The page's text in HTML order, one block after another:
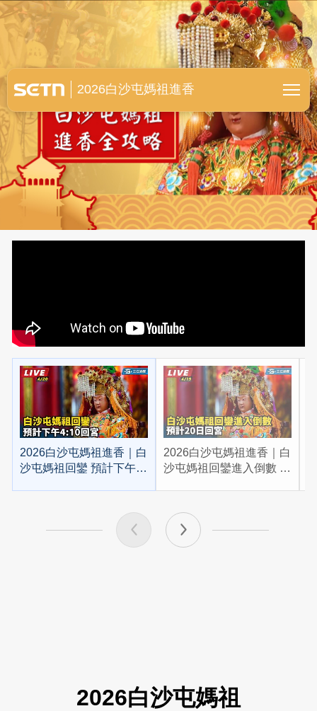
白沙屯媽祖進香全紀錄
2026白沙屯媽祖進香
2026白沙屯媽祖進香｜白
沙屯媽祖回鑾 預計下午
2026白沙屯媽祖進香｜白
沙屯媽祖回鑾進入倒數 預
2026白沙屯媽祖